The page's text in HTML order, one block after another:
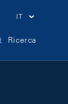
IT
Ricerca